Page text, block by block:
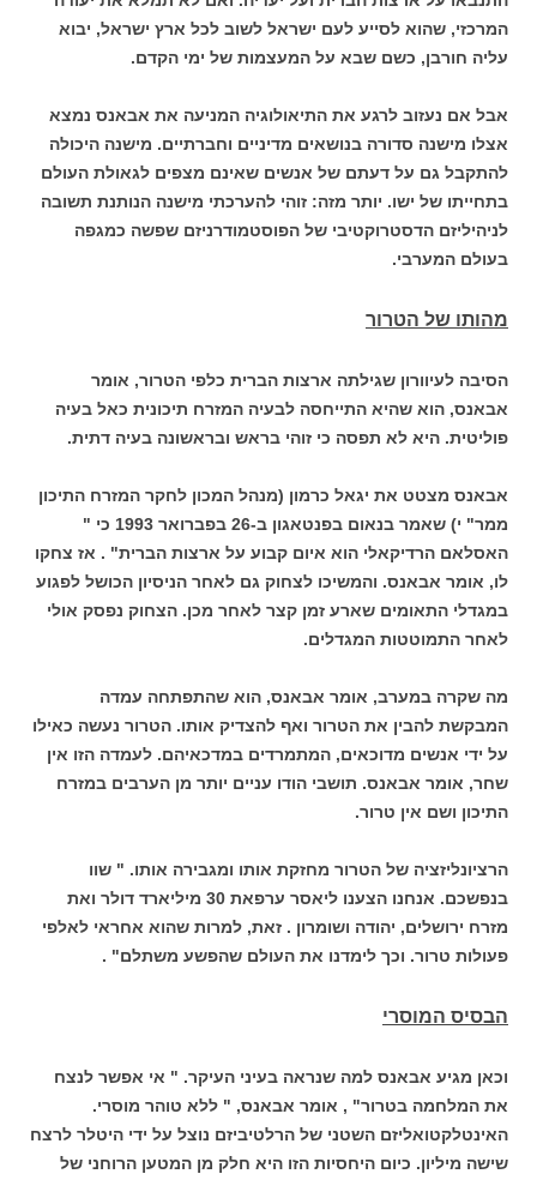
המרכזי, שהוא לסייע לעם ישראל לשוב לכל ארץ ישראל, יבוא
עליה חורבן, כשם שבא על המעצמות של ימי הקדם.
אבל אם נעזוב לרגע את התיאולוגיה המניעה את אבאנס נמצא
אצלו מישנה סדורה בנושאים מדיניים וחברתיים. מישנה היכולה
להתקבל גם על דעתם של אנשים שאינם מצפים לגאולת העולם
בתחייתו של ישו. יותר מזה: זוהי להערכתי מישנה הנותנת תשובה
לניהיליזם הדסטרוקטיבי של הפוסטמודרניזם שפשה כמגפה
בעולם המערבי.
מהותו של הטרור
הסיבה לעיוורון שגילתה ארצות הברית כלפי הטרור, אומר
אבאנס, הוא שהיא התייחסה לבעיה המזרח תיכונית כאל בעיה
פוליטית. היא לא תפסה כי זוהי בראש ובראשונה בעיה דתית.
אבאנס מצטט את יגאל כרמון (מנהל המכון לחקר המזרח התיכון
ממר" י) שאמר בנאום בפנטאגון ב-26 בפברואר 1993 כי "
האסלאם הרדיקאלי הוא איום קבוע על ארצות הברית" . אז צחקו
לו, אומר אבאנס. והמשיכו לצחוק גם לאחר הניסיון הכושל לפגוע
במגדלי התאומים שארע זמן קצר לאחר מכן. הצחוק נפסק אולי
לאחר התמוטטות המגדלים.
מה שקרה במערב, אומר אבאנס, הוא שהתפתחה עמדה
המבקשת להבין את הטרור ואף להצדיק אותו. הטרור נעשה כאילו
על ידי אנשים מדוכאים, המתמרדים במדכאיהם. לעמדה הזו אין
שחר, אומר אבאנס. תושבי הודו עניים יותר מן הערבים במזרח
התיכון ושם אין טרור.
הרציונליזציה של הטרור מחזקת אותו ומגבירה אותו. " שוו
בנפשכם. אנחנו הצענו ליאסר ערפאת 30 מיליארד דולר ואת
מזרח ירושלים, יהודה ושומרון . זאת, למרות שהוא אחראי לאלפי
פעולות טרור. וכך לימדנו את העולם שהפשע משתלם" .
הבסיס המוסרי
וכאן מגיע אבאנס למה שנראה בעיני העיקר. " אי אפשר לנצח
את המלחמה בטרור" , אומר אבאנס, " ללא טוהר מוסרי.
האינטלקטואליזם השטני של הרלטיביזם נוצל על ידי היטלר לרצח
שישה מיליון. כיום היחסיות הזו היא חלק מן המטען הרוחני של